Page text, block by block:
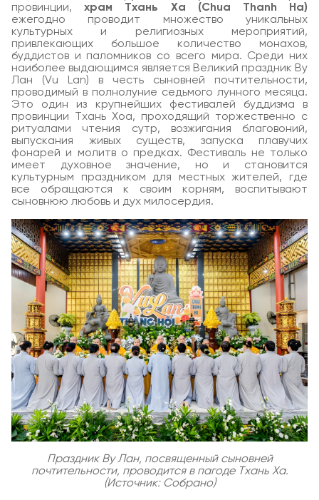
провинции,храм Тхань Ха (Chua Thanh Ha)
ежегодно проводит множество уникальных
культурных и религиозных мероприятий,
привлекающих большое количество монахов,
буддистов и паломников со всего мира. Среди них
наиболее выдающимся является Великий праздник Ву
Лан (Vu Lan) в честь сыновней почтительности,
проводимый в полнолуние седьмого лунного месяца.
Это один из крупнейших фестивалей буддизма в
провинции Тхань Хоа, проходящий торжественно с
ритуалами чтения сутр, возжигания благовоний,
выпускания живых существ, запуска плавучих
фонарей и молитв о предках. Фестиваль не только
имеет духовное значение, но и становится
культурным праздником для местных жителей, где
все обращаются к своим корням, воспитывают
сыновнюю любовь и дух милосердия.
Праздник Ву Лан, посвященный сыновней
почтительности, проводится в пагоде Тхань Ха.
(Источник: Собрано)